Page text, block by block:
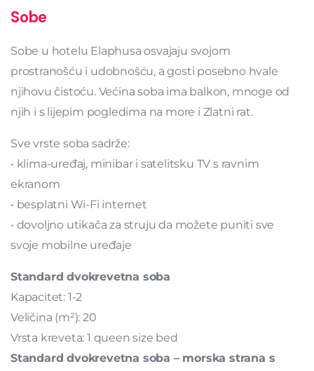
Sobe
Sobe u hotelu Elaphusa osvajaju svojom
prostranošću i udobnošću, a gosti posebno hvale
njihovu čistoću. Većina soba ima balkon, mnoge od
njih i s lijepim pogledima na more i Zlatni rat.
Sve vrste soba sadrže:
• klima-uređaj, minibar i satelitsku TV s ravnim
ekranom
• besplatni Wi-Fi internet
• dovoljno utikača za struju da možete puniti sve
svoje mobilne uređaje
Standard dvokrevetna soba
Kapacitet: 1-2
Veličina (m²): 20
Vrsta kreveta: 1 queen size bed
Standard dvokrevetna soba – morska strana s